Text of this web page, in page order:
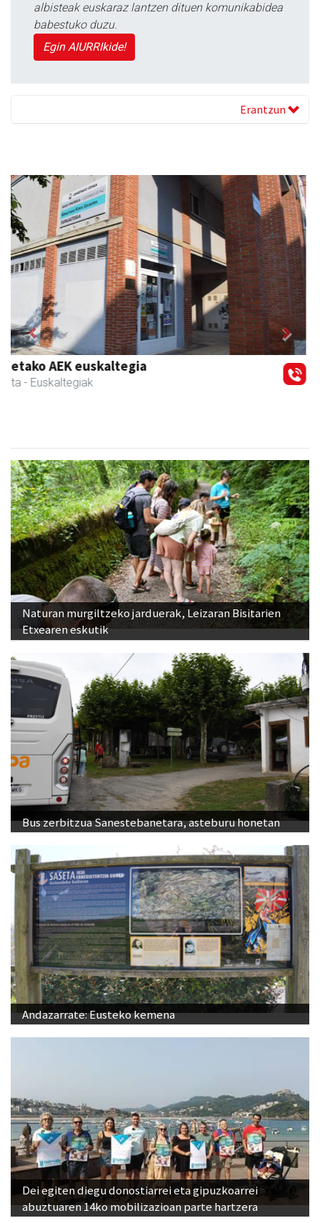
albisteak euskaraz lantzen dituen komunikabidea
babestuko duzu.
Egin AIURRIkide!
Erantzun
Ernaitza liburu-denda
Andoain - Liburu-dendak
Previous Next
Naturan murgiltzeko jarduerak, Leizaran Bisitarien
Etxearen eskutik
Bus zerbitzua Sanestebanetara, asteburu honetan
Andazarrate: Eusteko kemena
Dei egiten diegu donostiarrei eta gipuzkoarrei
abuztuaren 14ko mobilizazioan parte hartzera